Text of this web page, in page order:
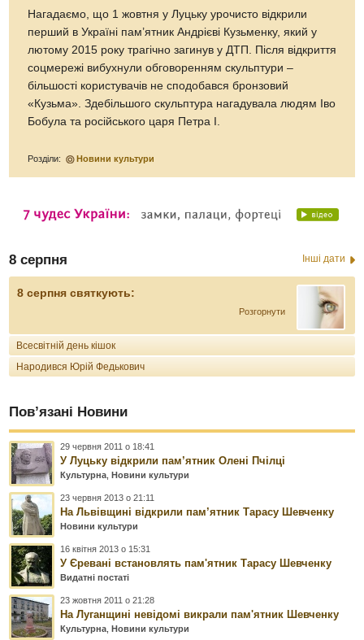
Нагадаємо, що 1 жовтня у Луцьку урочисто відкрили
перший в Україні пам’ятник Андрієві Кузьменку, який у
лютому 2015 року трагічно загинув у ДТП. Після відкриття
соцмережі вибухнули обговоренням скульптури –
більшості користувачів не сподобався бронзовий
«Кузьма». Здебільшого скульптура нагадувала людям Іво
Бобула та російського царя Петра I.
Розділи: Новини культури
8 серпня Інші дати
8 серпня святкують:
Розгорнути
Всесвітній день кішок
Народився Юрій Федькович
Пов’язані Новини
29 червня 2011 о 18:41
У Луцьку відкрили пам’ятник Олені Пчілці
Культурна ,Новини культури
23 червня 2013 о 21:11
На Львівщині відкрили пам’ятник Тарасу Шевченку
Новини культури
16 квітня 2013 о 15:31
У Єревані встановлять пам'ятник Тарасу Шевченку
Видатні постаті
23 жовтня 2011 о 21:28
На Луганщині невідомі викрали пам'ятник Шевченку
Культурна ,Новини культури